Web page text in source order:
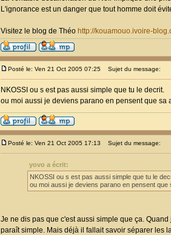
L'ignorance est un danger que tout homme doit
Visitez le blog de Théo http://kouamouo.ivoire-
Posté le: Ven 21 Oct 2005 07:25 Sujet du message:
NKOSSI ou s est pas aussi simple que tu le decrit.
ou moi aussi je deviens parano en pensent que
Posté le: Ven 21 Oct 2005 17:13 Sujet du message:
yovo a écrit:
NKOSSI ou s est pas aussi simple que tu le
ou moi aussi je deviens parano en pensent
Je ne dis pas que c'est aussi simple que ça.
paraît simple. Mais déjà il fallait savoir séparer les